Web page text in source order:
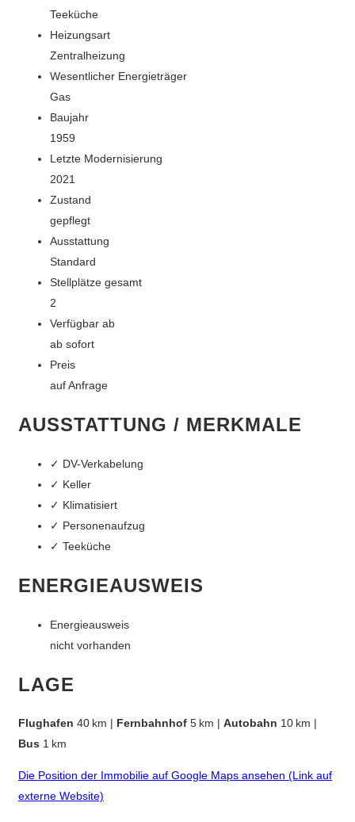
Teeküche
Heizungsart
Zentralheizung
Wesentlicher Energieträger
Gas
Baujahr
1959
Letzte Modernisierung
2021
Zustand
gepflegt
Ausstattung
Standard
Stellplätze gesamt
2
Verfügbar ab
ab sofort
Preis
auf Anfrage
AUSSTATTUNG / MERKMALE
✓ DV-Verkabelung
✓ Keller
✓ Klimatisiert
✓ Personenaufzug
✓ Teeküche
ENERGIEAUSWEIS
Energieausweis
nicht vorhanden
LAGE
Flughafen 40 km | Fernbahnhof 5 km | Autobahn 10 km |
Bus 1 km
Die Position der Immobilie auf Google Maps ansehen (Link auf
externe Website)